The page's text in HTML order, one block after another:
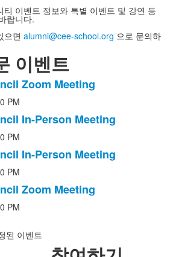
티 이벤트 정보와 특별 이벤트 및 강연 등
랍니다.
으면 alumni@cee-school.org 으로 문의하
이벤트
Zoom Meeting
PM
In-Person Meeting
PM
In-Person Meeting
PM
Zoom Meeting
PM
된 이벤트